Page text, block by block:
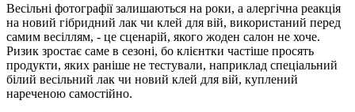
Весільні фотографії залишаються на роки, а алергічна реакція
на новий гібридний лак чи клей для вій, використаний перед
самим весіллям, - це сценарій, якого жоден салон не хоче.
Ризик зростає саме в сезоні, бо клієнтки частіше просять
продукти, яких раніше не тестували, наприклад спеціальний
білий весільний лак чи новий клей для вій, куплений
нареченою самостійно.